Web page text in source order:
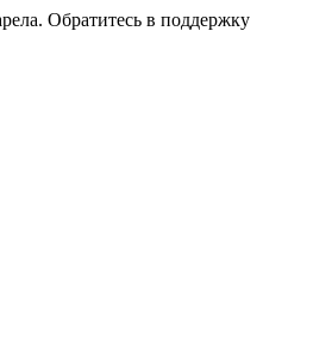
Обратитесь в поддержку